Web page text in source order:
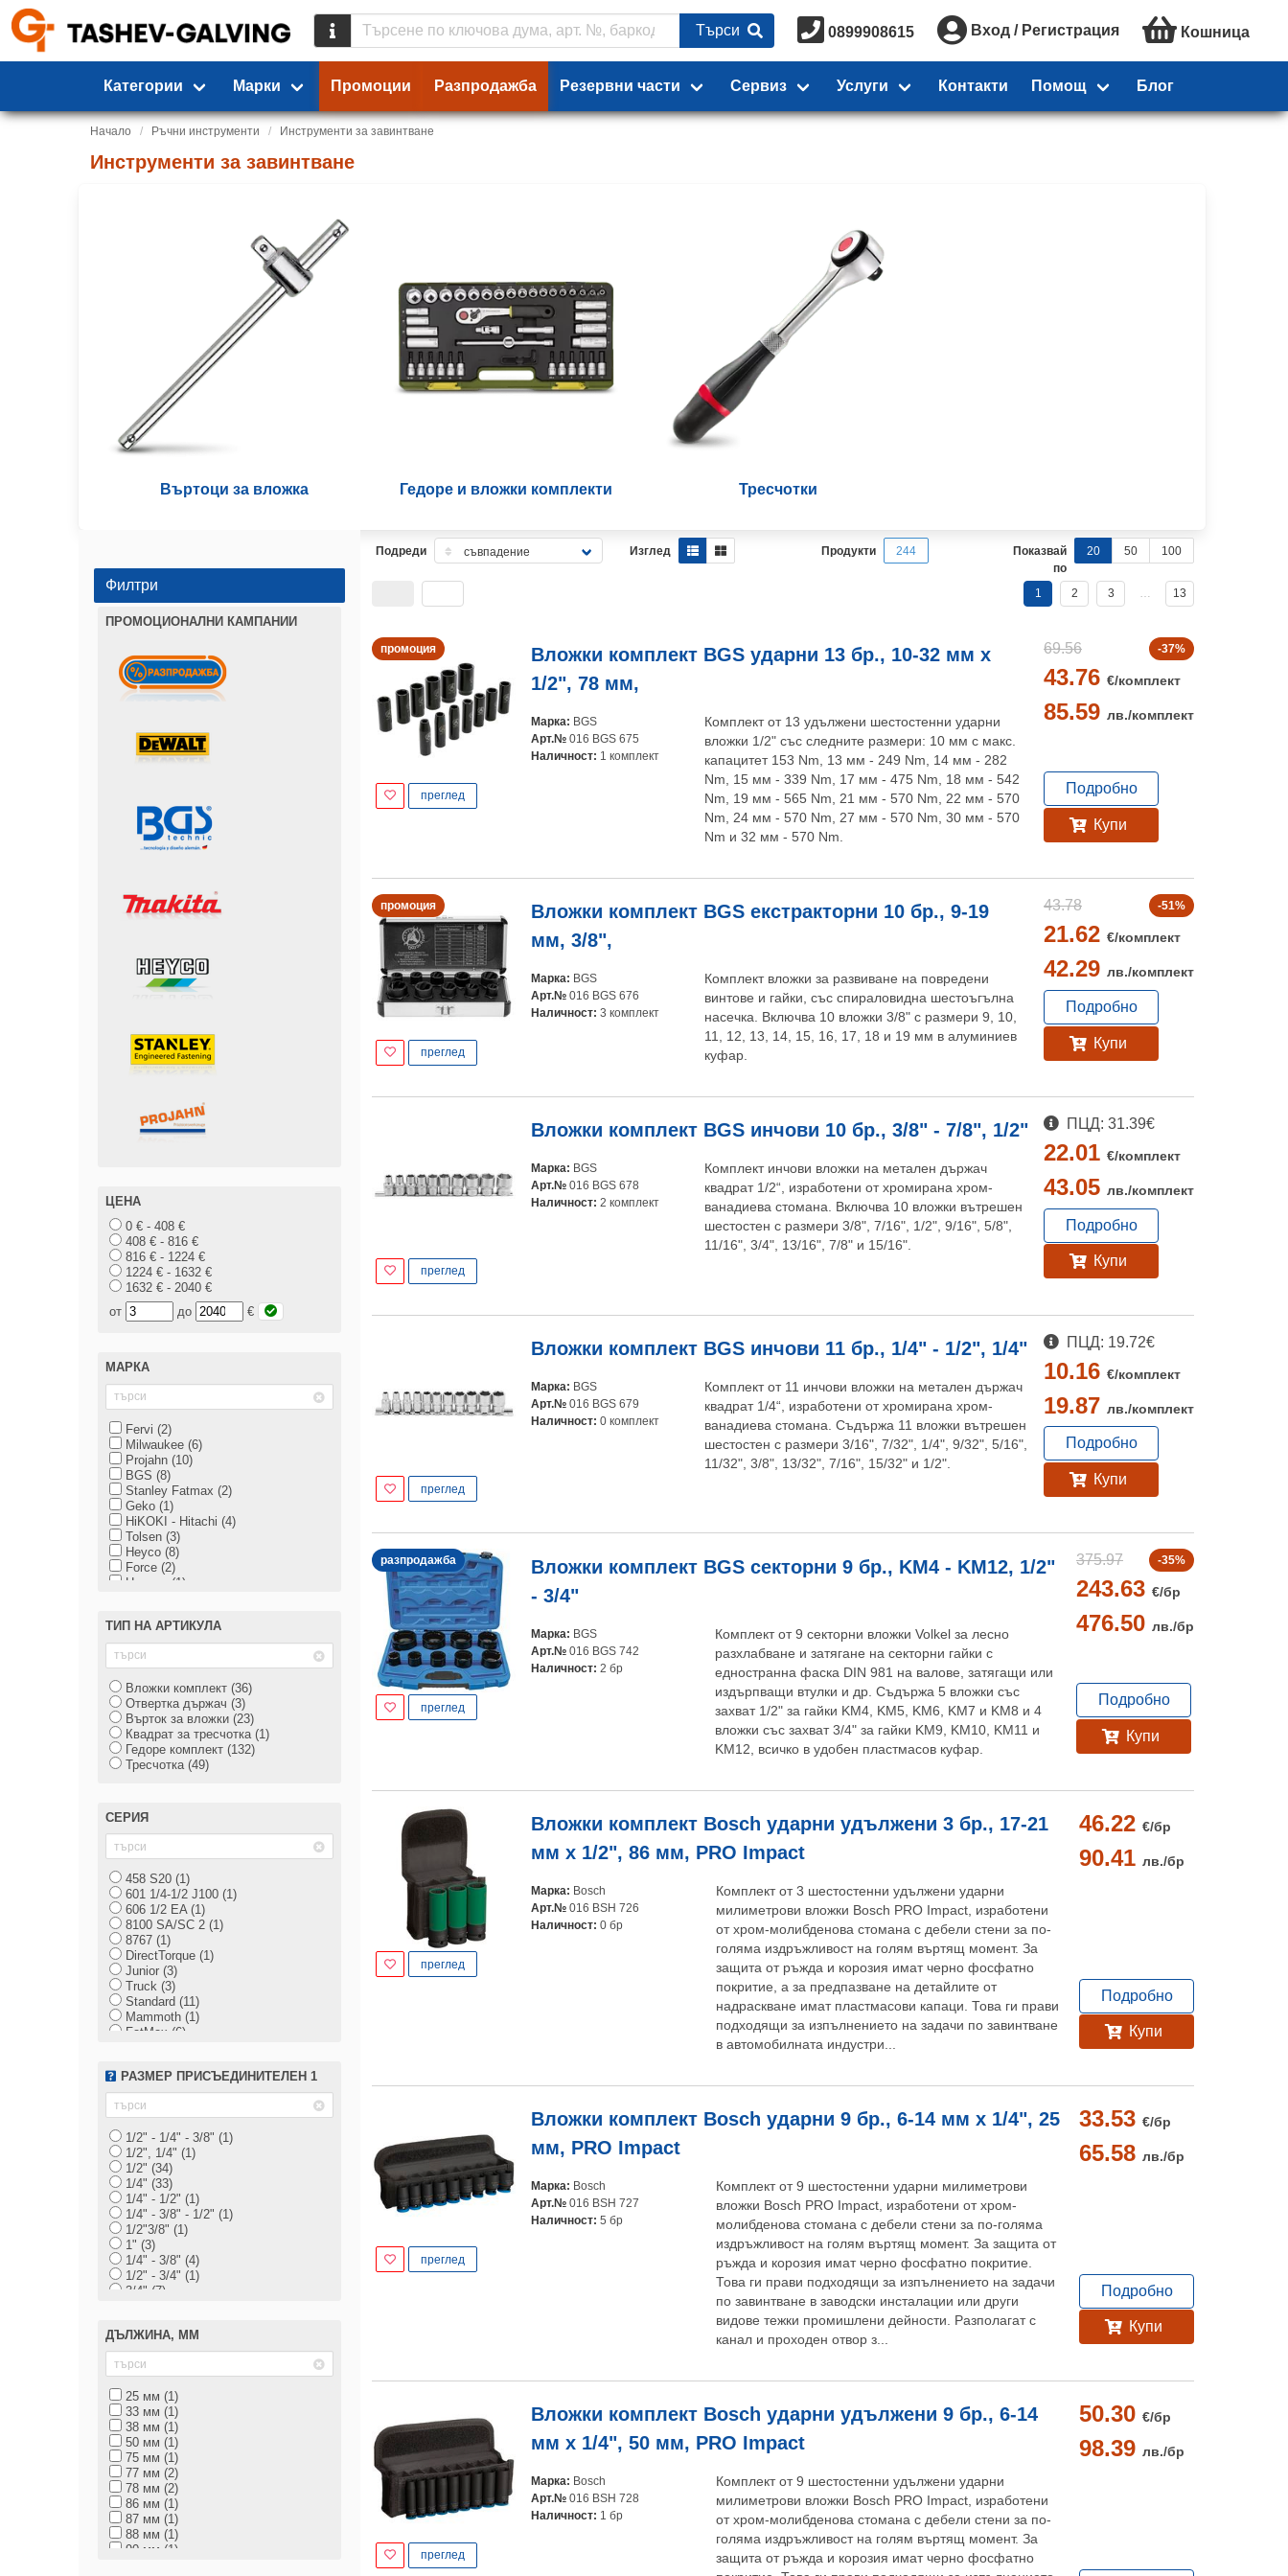
Търси 0899908615 Вход / Регистрация Кошница
Категории Марки Промоции Разпродажба Резервни части Сервиз Услуги Контакти Помощ Блог
Начало Ръчни инструменти Инструменти за завинтване
Инструменти за завинтване
Въртоци за вложка Гедоре и вложки комплекти Тресчотки
Филтри
ПРОМОЦИОНАЛНИ КАМПАНИИ
ЦЕНА
0 € - 408 €
408 € - 816 €
816 € - 1224 €
1224 € - 1632 €
1632 € - 2040 €
от
до €
МАРКА
Fervi (2)
Milwaukee (6)
Projahn (10)
BGS (8)
Stanley Fatmax (2)
Geko (1)
HiKOKI - Hitachi (4)
Tolsen (3)
Heyco (8)
Force (2)
Heynen (1)
Mannesmann (2)
Gedore (13)
Erba (1)
Knipex (1)
Topmaster (7)
DeWALT (11)
Expert (29)
Bosch (18)
Stanley (22)
Unior (25)
ТИП НА АРТИКУЛА
Вложки комплект (36)
Отвертка държач (3)
Върток за вложки (23)
Квадрат за тресчотка (1)
Гедоре комплект (132)
Тресчотка (49)
СЕРИЯ
458 S20 (1)
601 1/4-1/2 J100 (1)
606 1/2 EA (1)
8100 SA/SC 2 (1)
8767 (1)
DirectTorque (1)
Junior (3)
Truck (3)
Standard (11)
Mammoth (1)
FatMax (6)
Transmodule System (2)
РАЗМЕР ПРИСЪЕДИНИТЕЛЕН 1
1/2" - 1/4" - 3/8" (1)
1/2", 1/4" (1)
1/2" (34)
1/4" (33)
1/4" - 1/2" (1)
1/4" - 3/8" - 1/2" (1)
1/2"3/8" (1)
1" (3)
1/4" - 3/8" (4)
1/2" - 3/4" (1)
3/4" (7)
5/16" - 1/2" (1)
E10 - E24, TX20 - TX60 (1)
ДЪЛЖИНА, ММ
25 мм (1)
33 мм (1)
38 мм (1)
50 мм (1)
75 мм (1)
77 мм (2)
78 мм (2)
86 мм (1)
87 мм (1)
88 мм (1)
90 мм (1)
Подреди Изглед Продукти 244
Показвай
по
20 50 100
1 2 3 … 13
промоция
преглед
Вложки комплект BGS ударни 13 бр., 10-32 мм x
1/2", 78 мм,
Марка: BGS
Арт.№ 016 BGS 675
Наличност: 1 комплект
Комплект от 13 удължени шестостенни ударни
вложки 1/2" със следните размери: 10 мм с макс.
капацитет 153 Nm, 13 мм - 249 Nm, 14 мм - 282
Nm, 15 мм - 339 Nm, 17 мм - 475 Nm, 18 мм - 542
Nm, 19 мм - 565 Nm, 21 мм - 570 Nm, 22 мм - 570
Nm, 24 мм - 570 Nm, 27 мм - 570 Nm, 30 мм - 570
Nm и 32 мм - 570 Nm.
-37%
69.56
43.76 €/комплект
85.59 лв./комплект
Подробно
Купи
промоция
преглед
Вложки комплект BGS екстракторни 10 бр., 9-19
мм, 3/8",
Марка: BGS
Арт.№ 016 BGS 676
Наличност: 3 комплект
Комплект вложки за развиване на повредени
винтове и гайки, със спираловидна шестоъгълна
насечка. Включва 10 вложки 3/8" с размери 9, 10,
11, 12, 13, 14, 15, 16, 17, 18 и 19 мм в алуминиев
куфар.
-51%
43.78
21.62 €/комплект
42.29 лв./комплект
Подробно
Купи
преглед
Вложки комплект BGS инчови 10 бр., 3/8" - 7/8", 1/2"
Марка: BGS
Арт.№ 016 BGS 678
Наличност: 2 комплект
Комплект инчови вложки на метален държач
квадрат 1/2“, изработени от хромирана хром-
ванадиева стомана. Включва 10 вложки вътрешен
шестостен с размери 3/8", 7/16", 1/2", 9/16", 5/8",
11/16", 3/4", 13/16", 7/8" и 15/16".
ПЦД: 31.39€
22.01 €/комплект
43.05 лв./комплект
Подробно
Купи
преглед
Вложки комплект BGS инчови 11 бр., 1/4" - 1/2", 1/4"
Марка: BGS
Арт.№ 016 BGS 679
Наличност: 0 комплект
Комплект от 11 инчови вложки на метален държач
квадрат 1/4“, изработени от хромирана хром-
ванадиева стомана. Съдържа 11 вложки вътрешен
шестостен с размери 3/16", 7/32", 1/4", 9/32", 5/16",
11/32", 3/8", 13/32", 7/16", 15/32" и 1/2".
ПЦД: 19.72€
10.16 €/комплект
19.87 лв./комплект
Подробно
Купи
разпродажба
преглед
Вложки комплект BGS секторни 9 бр., KM4 - KM12, 1/2"
- 3/4"
Марка: BGS
Арт.№ 016 BGS 742
Наличност: 2 бр
Комплект от 9 секторни вложки Volkel за лесно
разхлабване и затягане на секторни гайки с
едностранна фаска DIN 981 на валове, затягащи или
издърпващи втулки и др. Съдържа 5 вложки със
захват 1/2" за гайки KM4, KM5, KM6, KM7 и KM8 и 4
вложки със захват 3/4" за гайки KM9, KM10, KM11 и
KM12, всичко в удобен пластмасов куфар.
-35%
375.97
243.63 €/бр
476.50 лв./бр
Подробно
Купи
преглед
Вложки комплект Bosch ударни удължени 3 бр., 17-21
мм х 1/2", 86 мм, PRO Impact
Марка: Bosch
Арт.№ 016 BSH 726
Наличност: 0 бр
Комплект от 3 шестостенни удължени ударни
милиметрови вложки Bosch PRO Impact, изработени
от хром-молибденова стомана с дебели стени за по-
голяма издръжливост на голям въртящ момент. За
защита от ръжда и корозия имат черно фосфатно
покритие, а за предпазване на детайлите от
надраскване имат пластмасови капаци. Това ги прави
подходящи за изпълнението на задачи по завинтване
в автомобилната индустри...
46.22 €/бр
90.41 лв./бр
Подробно
Купи
преглед
Вложки комплект Bosch ударни 9 бр., 6-14 мм х 1/4", 25
мм, PRO Impact
Марка: Bosch
Арт.№ 016 BSH 727
Наличност: 5 бр
Комплект от 9 шестостенни ударни милиметрови
вложки Bosch PRO Impact, изработени от хром-
молибденова стомана с дебели стени за по-голяма
издръжливост на голям въртящ момент. За защита от
ръжда и корозия имат черно фосфатно покритие.
Това ги прави подходящи за изпълнението на задачи
по завинтване в заводски инсталации или други
видове тежки промишлени дейности. Разполагат с
канал и проходен отвор з...
33.53 €/бр
65.58 лв./бр
Подробно
Купи
преглед
Вложки комплект Bosch ударни удължени 9 бр., 6-14
мм х 1/4", 50 мм, PRO Impact
Марка: Bosch
Арт.№ 016 BSH 728
Наличност: 1 бр
Комплект от 9 шестостенни удължени ударни
милиметрови вложки Bosch PRO Impact, изработени
от хром-молибденова стомана с дебели стени за по-
голяма издръжливост на голям въртящ момент. За
защита от ръжда и корозия имат черно фосфатно
50.30 €/бр
98.39 лв./бр